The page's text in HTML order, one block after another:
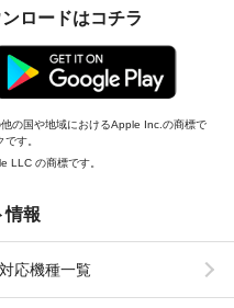
ロードはコチラ
の国や地域におけるApple Inc.の商標で
す。
LLC の商標です。
情報
対応機種一覧